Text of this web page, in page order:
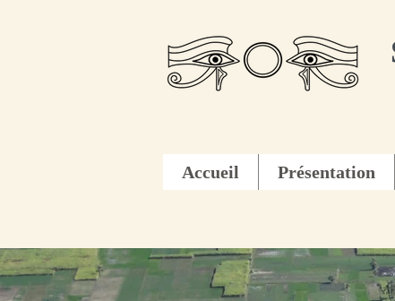
Accueil Présentation